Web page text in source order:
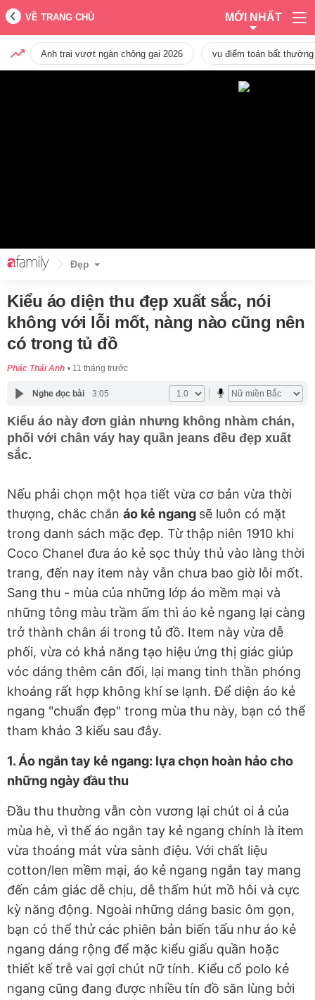
VỀ TRANG CHỦ MỚI NHẤT
Anh trai vượt ngàn chông gai 2026 vụ điểm toán bất
Đẹp
Kiểu áo diện thu đẹp xuất sắc, nói
không với lỗi mốt, nàng nào cũng nên
có trong tủ đồ
Phác Thái Anh 11 tháng trước
Nghe đọc bài 3:05
Kiểu áo này đơn giản nhưng không nhàm chán,
phối với chân váy hay quần jeans đều đẹp xuất
sắc.
Nếu phải chọn một họa tiết vừa cơ bản vừa thời
thượng, chắc chắn áo kẻ ngang sẽ luôn có mặt
trong danh sách mặc đẹp. Từ thập niên 1910 khi
Coco Chanel đưa áo kẻ sọc thủy thủ vào làng thời
trang, đến nay item này vẫn chưa bao giờ lỗi mốt.
Sang thu - mùa của những lớp áo mềm mại và
những tông màu trầm ấm thì áo kẻ ngang lại càng
trở thành chân ái trong tủ đồ. Item này vừa dễ
phối, vừa có khả năng tạo hiệu ứng thị giác giúp
vóc dáng thêm cân đối, lại mang tinh thần phóng
khoáng rất hợp không khí se lạnh. Để diện áo kẻ
ngang "chuẩn đẹp" trong mùa thu này, bạn có thể
tham khảo 3 kiểu sau đây.
1. Áo ngắn tay kẻ ngang: lựa chọn hoàn hảo cho
những ngày đầu thu
Đầu thu thường vẫn còn vương lại chút oi ả của
mùa hè, vì thế áo ngắn tay kẻ ngang chính là item
vừa thoáng mát vừa sành điệu. Với chất liệu
cotton/len mềm mại, áo kẻ ngang ngắn tay mang
đến cảm giác dễ chịu, dễ thấm hút mồ hôi và cực
kỳ năng động. Ngoài những dáng basic ôm gọn,
bạn có thể thử các phiên bản biến tấu như áo kẻ
ngang dáng rộng để mặc kiểu giấu quần hoặc
thiết kế trễ vai gợi chút nữ tính. Kiểu cổ polo kẻ
ngang cũng đang được nhiều tín đồ săn lùng bởi